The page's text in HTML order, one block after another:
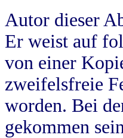
Autor dieser
Er weist auf
von einer
zweifelsfreie
worden. Bei
gekommen